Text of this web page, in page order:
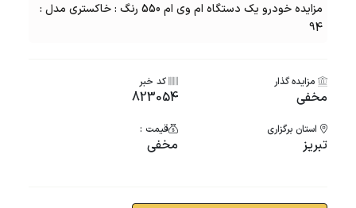
مزایده خودرو یک دستگاه ام وی ام 550 رنگ : خاکستری مدل :
94
مزایده گذار
مخفی
کد خبر
823054
استان برگزاری
تبریز
قیمت :
مخفی